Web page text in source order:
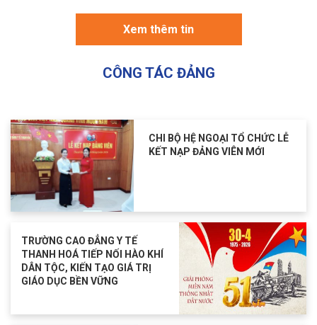
Xem thêm tin
CÔNG TÁC ĐẢNG
CHI BỘ HỆ NGOẠI TỔ CHỨC LỄ
KẾT NẠP ĐẢNG VIÊN MỚI
TRƯỜNG CAO ĐẲNG Y TẾ
THANH HOÁ TIẾP NỐI HÀO KHÍ
DÂN TỘC, KIẾN TẠO GIÁ TRỊ
GIÁO DỤC BỀN VỮNG